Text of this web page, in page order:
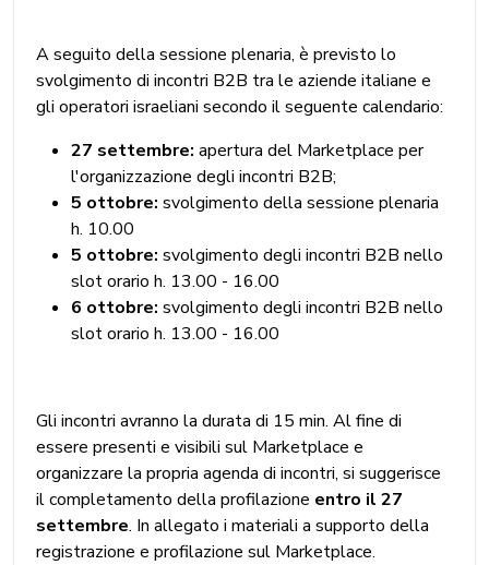
A seguito della sessione plenaria, è previsto lo
svolgimento di incontri B2B tra le aziende italiane e
gli operatori israeliani secondo il seguente calendario:
27 settembre: apertura del Marketplace per
l'organizzazione degli incontri B2B;
5 ottobre: svolgimento della sessione plenaria
h. 10.00
5 ottobre: svolgimento degli incontri B2B nello
slot orario h. 13.00 - 16.00
6 ottobre: svolgimento degli incontri B2B nello
slot orario h. 13.00 - 16.00
Gli incontri avranno la durata di 15 min. Al fine di
essere presenti e visibili sul Marketplace e
organizzare la propria agenda di incontri, si suggerisce
il completamento della profilazione entro il 27
settembre. In allegato i materiali a supporto della
registrazione e profilazione sul Marketplace.